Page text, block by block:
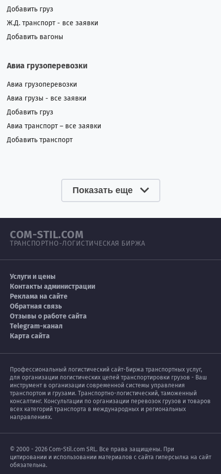
Добавить груз
Ж.Д. транспорт - все заявки
Добавить вагоны
Авиа грузоперевозки
Авиа грузоперевозки
Авиа грузы - все заявки
Добавить груз
Авиа транспорт – все заявки
Добавить транспорт
Показать еще
COM-STIL.COM
ТРАНСПОРТНО-ЛОГИСТИЧЕСКАЯ БИРЖА
Услуги и цены
Контакты администрации
Реклама на сайте
Обратная связь
Отзывы о работе сайта
Telegram-канал
Карта сайта
Профессиональный логистический сайт-Биржа транспортных услуг,
для организации логистических цепей транспортировки грузов - Ваш
инструмент в организации современной системы управления
транспортом и грузами. Транспортно-логистический, таможенный
консалтинг. Консультации по организации перевозок грузов и товаров
всех категорий транспорта в международных и региональных
направлениях.
© 2000 - 2026 Com-Stil.com SRL. Все права защищены. При
цитировании и использовании материалов с сайта гиперсылка на сайт
обязательна.